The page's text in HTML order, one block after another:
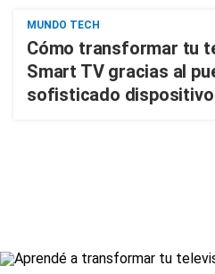
MUNDO TECH
Cómo transformar tu
Smart TV gracias al
sofisticado dispositivo